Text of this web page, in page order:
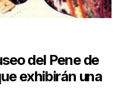
del Pene de
exhibirán una